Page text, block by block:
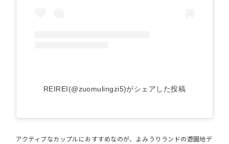
REIREI(@zuomulingzi5)がシェアした投稿
アクティブなカップルにおすすめなのが、よみうりランドの遊園地デ